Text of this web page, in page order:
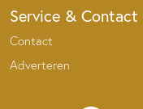
Service & Contact
Contact
Adverteren